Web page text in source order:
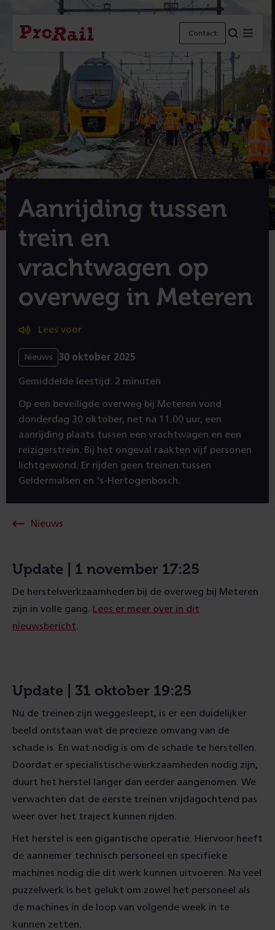
Navigatie
Homepage Contact
Aanrijding tussen
trein en
vrachtwagen op
overweg in Meteren
Lees voor
Nieuws 30 oktober 2025
Gemiddelde leestijd: 2 minuten
Op een beveiligde overweg bij Meteren vond
donderdag 30 oktober, net na 11.00 uur, een
aanrijding plaats tussen een vrachtwagen en een
reizigerstrein. Bij het ongeval raakten vijf personen
lichtgewond. Er rijden geen treinen tussen
Geldermalsen en 's-Hertogenbosch.
Nieuws
Update | 1 november 17:25
De herstelwerkzaamheden bij de overweg bij Meteren
zijn in volle gang.
Lees er meer over in dit
nieuwsbericht
Update | 31 oktober 19:25
Nu de treinen zijn weggesleept, is er een duidelijker
beeld ontstaan wat de precieze omvang van de
schade is. En wat nodig is om de schade te herstellen.
Doordat er specialistische werkzaamheden nodig zijn,
duurt het herstel langer dan eerder aangenomen. We
verwachten dat de eerste treinen vrijdagochtend pas
weer over het traject kunnen rijden.
Het herstel is een gigantische operatie. Hiervoor heeft
de aannemer technisch personeel en specifieke
machines nodig die dit werk kunnen uitvoeren. Na veel
puzzelwerk is het gelukt om zowel het personeel als
de machines in de loop van volgende week in te
kunnen zetten.